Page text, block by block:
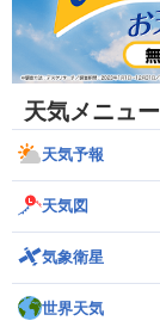
天気メニュー
天気予報
天気図
気象衛星
世界天気